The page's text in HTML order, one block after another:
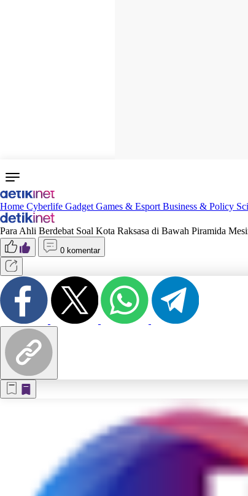
Home Cyberlife Gadget Games & Esport Business & Policy
Para Ahli Berdebat Soal Kota Raksasa di Bawah Piramida
0 komentar